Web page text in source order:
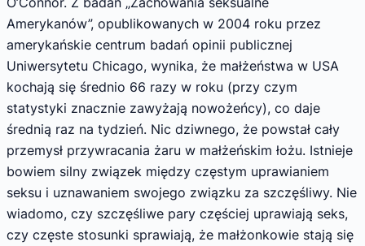
Amerykanów”, opublikowanych w 2004 roku przez
amerykańskie centrum badań opinii publicznej
Uniwersytetu Chicago, wynika, że małżeństwa w USA
kochają się średnio 66 razy w roku (przy czym
statystyki znacznie zawyżają nowożeńcy), co daje
średnią raz na tydzień. Nic dziwnego, że powstał cały
przemysł przywracania żaru w małżeńskim łożu. Istnieje
bowiem silny związek między częstym uprawianiem
seksu i uznawaniem swojego związku za szczęśliwy. Nie
wiadomo, czy szczęśliwe pary częściej uprawiają seks,
czy częste stosunki sprawiają, że małżonkowie stają się